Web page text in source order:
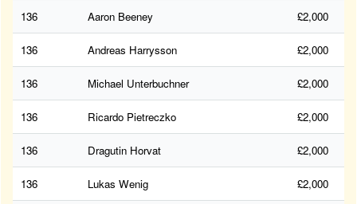
136 Aaron Beeney £2,000
136 Andreas Harrysson £2,000
136 Michael Unterbuchner £2,000
136 Ricardo Pietreczko £2,000
136 Dragutin Horvat £2,000
136 Lukas Wenig £2,000